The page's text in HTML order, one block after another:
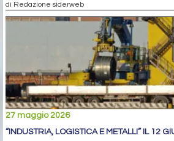
di Redazione siderweb
27 maggio 2026
“INDUSTRIA, LOGISTICA E METALLI” IL 12